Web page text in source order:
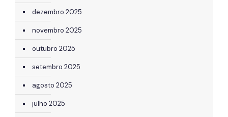
dezembro 2025
novembro 2025
outubro 2025
setembro 2025
agosto 2025
julho 2025